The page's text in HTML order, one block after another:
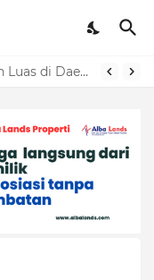
Rumah Dijual Dengan Pekarangan Luas di Daerah Purwakarta